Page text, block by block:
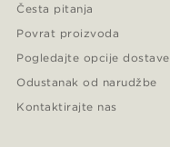
Česta pitanja
Povrat proizvoda
Pogledajte opcije dostave
Odustanak od narudžbe
Kontaktirajte nas